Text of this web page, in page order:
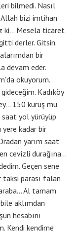
bilmedi. Nasıl
bizi imtihan
ki… Mesela ticaret
derler. Gitsin.
bir
devam eder.
okuyorum.
Kadıköy
150 kuruş mu
saat yol yürüyüp
kadar bir
yarım saat
cevizli durağına…
Geçen sene
taksi parası falan
Al tamam
aklımdan
hesabını
Kendi kendime